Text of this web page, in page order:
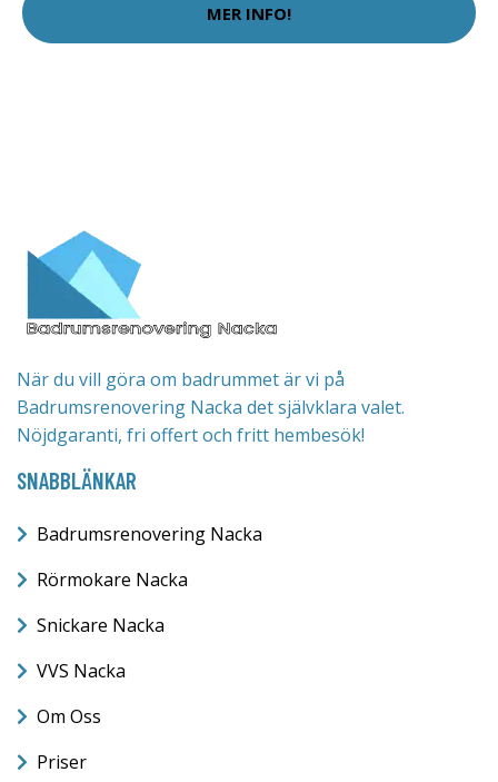
MER INFO!
När du vill göra om badrummet är vi på
Badrumsrenovering Nacka det självklara valet.
Nöjdgaranti, fri offert och fritt hembesök!
SNABBLÄNKAR
Badrumsrenovering Nacka
Rörmokare Nacka
Snickare Nacka
VVS Nacka
Om Oss
Priser